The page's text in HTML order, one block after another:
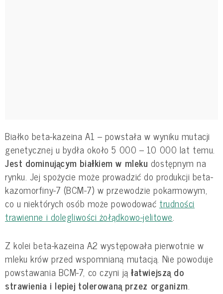
Białko beta-kazeina A1 – powstała w wyniku mutacji
genetycznej u bydła około 5 000 – 10 000 lat temu.
Jest dominującym białkiem w mleku dostępnym na
rynku. Jej spożycie może prowadzić do produkcji beta-
kazomorfiny-7 (BCM-7) w przewodzie pokarmowym,
co u niektórych osób może powodować trudności
trawienne i dolegliwości żołądkowo-jelitowe.
Z kolei beta-kazeina A2 występowała pierwotnie w
mleku krów przed wspomnianą mutacją. Nie powoduje
powstawania BCM-7, co czyni jąłatwiejszą do
strawienia i lepiej tolerowaną przez organizm.